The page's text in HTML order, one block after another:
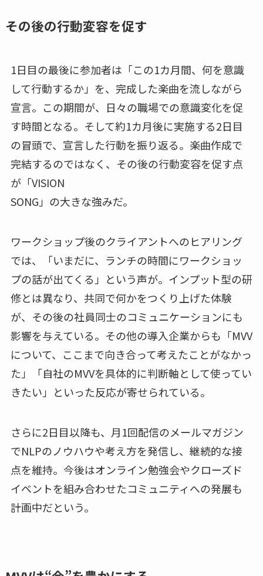
その後の行動変容を促す
1日目の最後に参加者は「この1カ月間、何を意識
して行動するか」を、完成した楽曲を流しながら
宣言。この期間が、日々の職場での意識変化を促
す時間となる。そして約1カ月後に実施する2日目
の冒頭で、宣言した行動を振り返る。楽曲作成で
完結するのではなく、その後の行動変容を促す点
が「VISION
SONG」の大きな強みだ。
ワークショップ後のクライアントへのヒアリング
では、「いまだに、ランチの時間にワークショッ
プの話が出てくる」という声が。インプット型の研
修とは異なり、共同で何かをつくり上げた体験
が、その後の社員同士のコミュニケーションにも
影響を与えている。その他の導入企業からも「MVV
について、ここまで向き合って考えたことがなかっ
た」「自社のMVVを具体的に判断軸として使ってい
きたい」といった反応が寄せられている。
さらに2日目以降も、月1回配信のメールマガジン
でNLPのノウハウや考え方を発信し、継続的な接
点を維持。今後はオンライン勉強会やクローズド
イベントを組み合わせたコミュニティへの発展も
計画中だという。